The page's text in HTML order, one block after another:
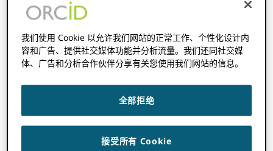
范围：董事会负责制定和定期更新 ORCID的战
略计划，并审查高层组织目标和政策以支持该计
划，监督 ORCID的组织和财务绩效，确保
ORCID 有财务资源来实现其使命、监督董事会
职能、任命执行董事并审查其绩效，并担任社区
根据特拉华州法律，董事须履行服从、谨慎和忠
诚的义务：
董事必须始终忠实于 ORCID的
我们使用 Cookie 以允许我们网站的正常工作、个性化设计内
容和广告、提供社交媒体功能并分析流量。我们还同社交媒
体、广告和分析合作伙伴分享有关您使用我们网站的信息。
全部拒绝
接受所有 Cookie